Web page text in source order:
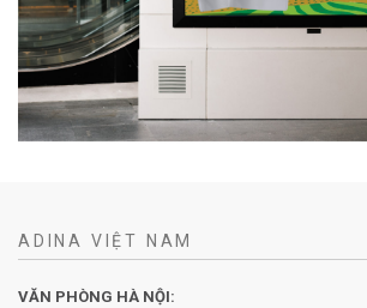
ADINA VIỆT NAM
VĂN PHÒNG HÀ NỘI: